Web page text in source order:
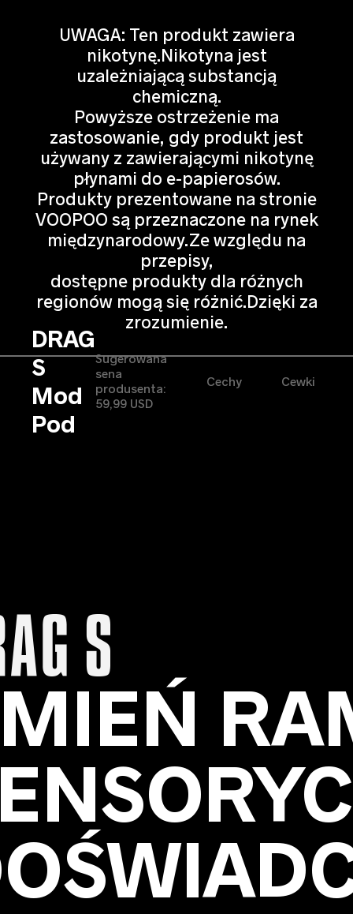
UWAGA: Ten produkt zawiera
nikotynę.Nikotyna jest
uzależniającą substancją
chemiczną.
Powyższe ostrzeżenie ma
zastosowanie, gdy produkt jest
używany z zawierającymi nikotynę
płynami do e-papierosów.
Produkty prezentowane na stronie
VOOPOO są przeznaczone na rynek
międzynarodowy.Ze względu na
przepisy,
dostępne produkty dla różnych
regionów mogą się różnić.Dzięki za
zrozumienie.
DRAG
S
Mod
Pod
Sugerowana
sena
produsenta:
59,99 USD
Cechy Cewki